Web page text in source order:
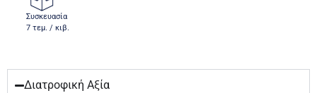
Συσκευασία
7 τεμ. / κιβ.
Διατροφική Αξία